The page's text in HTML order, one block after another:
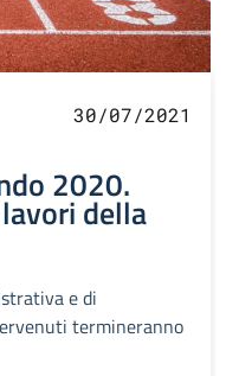
30/07/2021
2020.
della
e di
termineranno